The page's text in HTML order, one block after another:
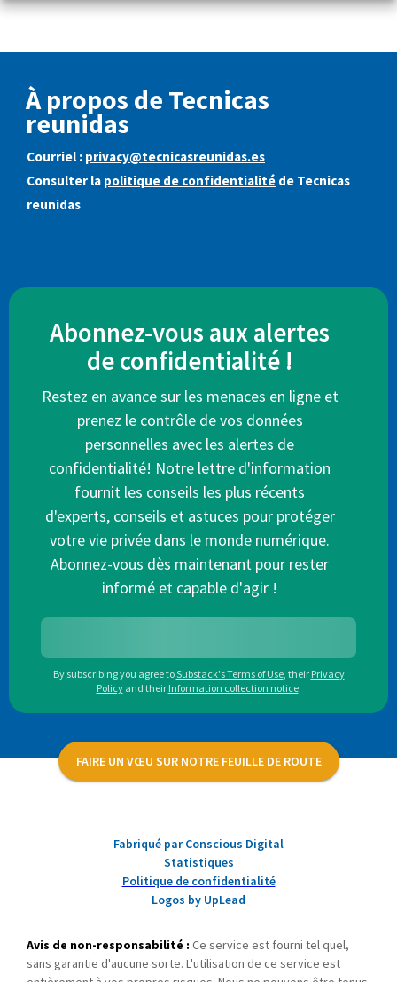
À propos de Tecnicas
reunidas
Courriel : privacy@tecnicasreunidas.es
Consulter la politique de confidentialité de Tecnicas
reunidas
Abonnez-vous aux alertes
de confidentialité !
Restez en avance sur les menaces en ligne et
prenez le contrôle de vos données
personnelles avec les alertes de
confidentialité! Notre lettre d'information
fournit les conseils les plus récents
d'experts, conseils et astuces pour protéger
votre vie privée dans le monde numérique.
Abonnez-vous dès maintenant pour rester
informé et capable d'agir !
By subscribing you agree toSubstack's Terms of Use, their Privacy
Policy and their Information collection notice.
FAIRE UN VŒU SUR NOTRE FEUILLE DE ROUTE
Fabriqué par Conscious Digital
Statistiques
Politique de confidentialité
Logos by UpLead
Avis de non-responsabilité : Ce service est fourni tel quel,
sans garantie d'aucune sorte. L'utilisation de ce service est